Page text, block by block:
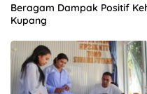
Beragam Dampak Positif
Kupang